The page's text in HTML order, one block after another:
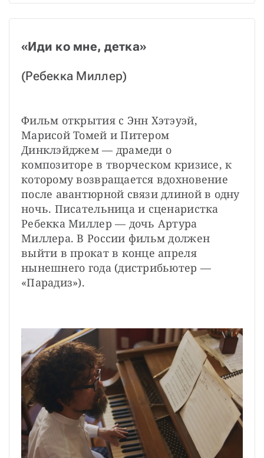
«Иди ко мне, детка»
(Ребекка Миллер)
Фильм открытия с Энн Хэтэуэй,
Марисой Томей и Питером
Динклэйджем — драмеди о
композиторе в творческом кризисе, к
которому возвращается вдохновение
после авантюрной связи длиной в одну
ночь. Писательница и сценаристка
Ребекка Миллер — дочь Артура
Миллера. В России фильм должен
выйти в прокат в конце апреля
нынешнего года (дистрибьютер —
«Парадиз»).